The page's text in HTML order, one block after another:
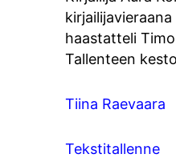
kirjailijavieraana
haastatteli
Tallenteen
Tiina Raevaara
Tekstitallenne